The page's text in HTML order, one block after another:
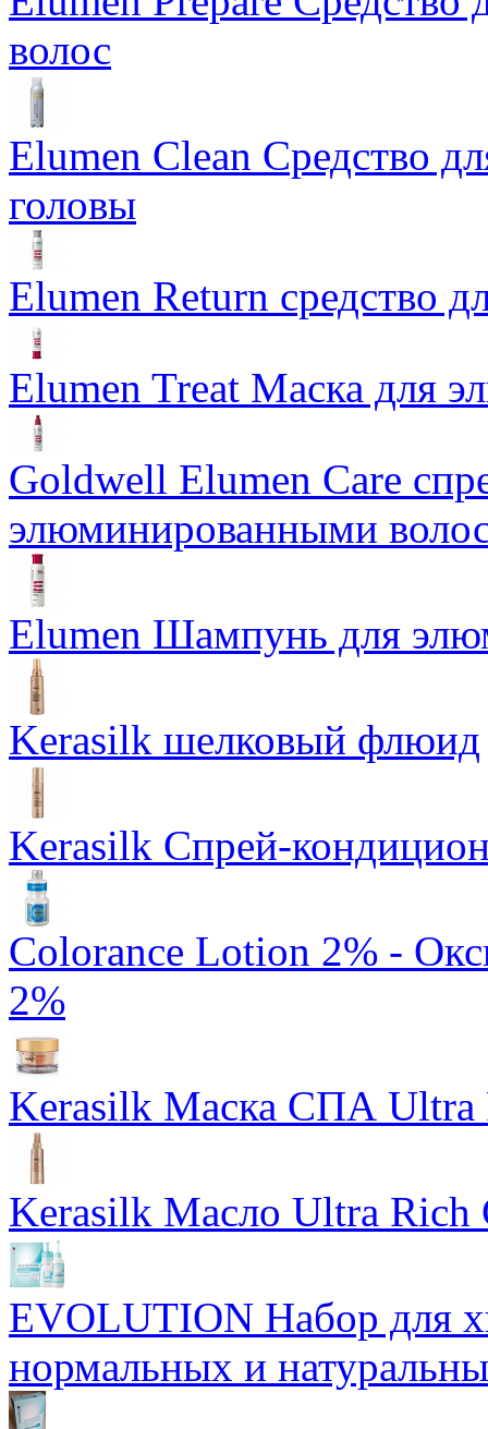
волос
Elumen Clean Средство
головы
Elumen Return средство
Elumen Treat Маска для
Goldwell Elumen Care
элюминированными
Elumen Шампунь для
Kerasilk шелковый флюид
Kerasilk Спрей-
Colorance Lotion 2% -
2%
Kerasilk Маска СПА Ultra
Kerasilk Масло Ultra Rich
EVOLUTION Набор для
нормальных и